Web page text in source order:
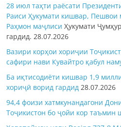
28 июл таҳти раёсати
Раиси Ҳукумати кишвар,
Раҳмон маҷлисиҲукумати
гардид.28.07.2026
Вазири корҳои хориҷии
сафири нави Кувайтро қабул
Ба иқтисодиёти кишвар 1,9
хориҷӣ ворид гардид 28.07.2026
94,4 фоизи хатмкунандагони
Тоҷикистон бо ҷойи кор таъмин